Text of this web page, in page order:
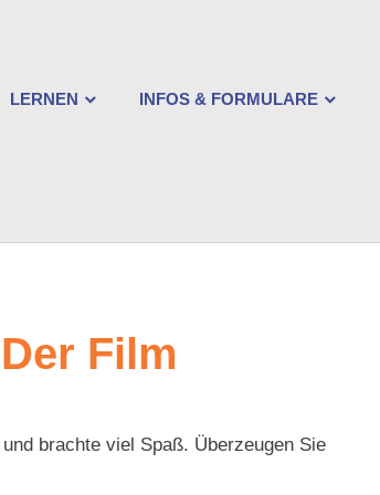
LERNEN INFOS & FORMULARE
Film
brachte viel Spaß. Überzeugen Sie